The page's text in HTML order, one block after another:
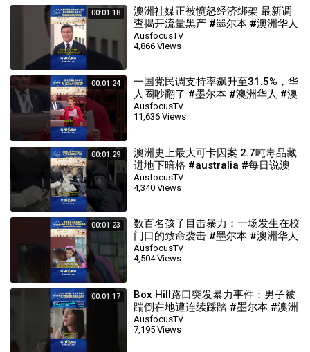
00:01:18
澳洲社媒正被愤怒经济绑架 最新调
查揭开流量黑产 #墨尔本 #澳洲华人
#澳洲生活 #australia #每日说澳洲
AusfocusTV
4,866 Views
00:01:24
一国党民调支持率飙升至31.5%，华
人圈吵翻了 #墨尔本 #澳洲华人 #澳
洲生活 #australia #每日说澳洲
AusfocusTV
11,636 Views
00:01:29
澳洲史上最大可卡因案 2.7吨毒品藏
进地下暗格 #australia #每日说澳
洲 #澳洲华人 #澳洲生活 #墨尔本
AusfocusTV
4,340 Views
00:01:23
数百名孩子目击暴力：一场发生在校
门口的致命袭击 #墨尔本 #澳洲华人
#澳洲生活 #australia #每日说澳洲
AusfocusTV
4,504 Views
00:01:17
Box Hill路口突发暴力事件：男子被
踹倒在地遭连续踩踏 #墨尔本 #澳洲
华人 #澳洲生活 #australia #每日说
澳洲
AusfocusTV
7,195 Views